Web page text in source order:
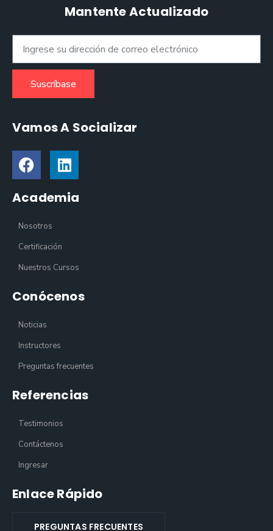
Mantente Actualizado
Suscríbase
Vamos A Socializar
Academia
Nosotros
Certificación
Nuestros Cursos
Conócenos
Noticias
Instructores
Preguntas frecuentes
Referencias
Testimonios
Contáctenos
Ingresar
Enlace Rápido
PREGUNTAS FRECUENTES